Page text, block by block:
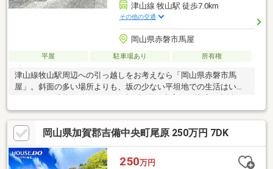
津山線 牧山駅 徒歩7.0km
その他の交通
岡山県赤磐市馬屋
平屋 駐車場あり 所有権
津山線牧山駅周辺への引っ越しをお考えなら「岡山県赤磐市馬
屋」。斜面の多い場所よりも、坂の少ない平坦地での生活はいか
がですか。建物面積103．61平米。設備も充実で、快適な生活を
送る事のできる、中古の
岡山県加賀郡吉備中央町尾原 250万円 7DK
250万円